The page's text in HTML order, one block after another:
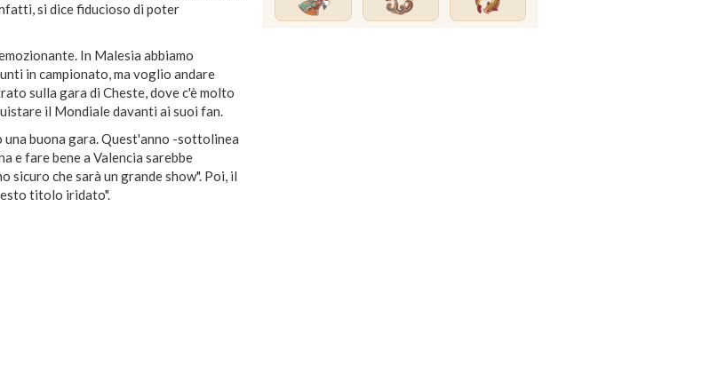
si dice fiducioso di poter
In Malesia abbiamo
in campionato, ma voglio andare
sulla gara di Cheste, dove c'è molto
il Mondiale davanti ai suoi fan.
buona gara. Quest'anno -sottolinea
e fare bene a Valencia sarebbe
che sarà un grande show". Poi, il
titolo iridato".